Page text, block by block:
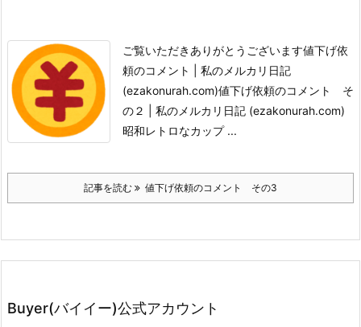
ご覧いただきありがとうございます値下げ依
頼のコメント | 私のメルカリ日記
(ezakonurah.com)値下げ依頼のコメント そ
の２ | 私のメルカリ日記 (ezakonurah.com)
昭和レトロなカップ ...
記事を読む 値下げ依頼のコメント その3
Buyer(バイイー)公式アカウント